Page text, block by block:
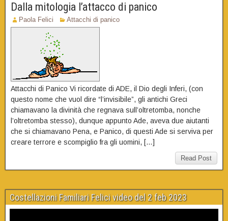
Dalla mitologia l’attacco di panico
Paola Felici Attacchi di panico
Attacchi di Panico Vi ricordate di ADE, il Dio degli Inferi, (con
questo nome che vuol dire “l’invisibile”, gli antichi Greci
chiamavano la divinità che regnava sull’oltretomba, nonche
l’oltretomba stesso), dunque appunto Ade, aveva due aiutanti
che si chiamavano Pena, e Panico, di questi Ade si serviva per
creare terrore e scompiglio fra gli uomini, […]
Read Post
Costellazioni Familiari Felici video del 2 feb 2023